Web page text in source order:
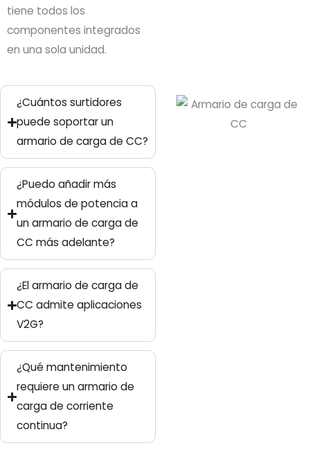
tiene todos los
componentes integrados
en una sola unidad.
¿Cuántos surtidores
puede soportar un
armario de carga de CC?
¿Puedo añadir más
módulos de potencia a
un armario de carga de
CC más adelante?
¿El armario de carga de
CC admite aplicaciones
V2G?
¿Qué mantenimiento
requiere un armario de
carga de corriente
continua?